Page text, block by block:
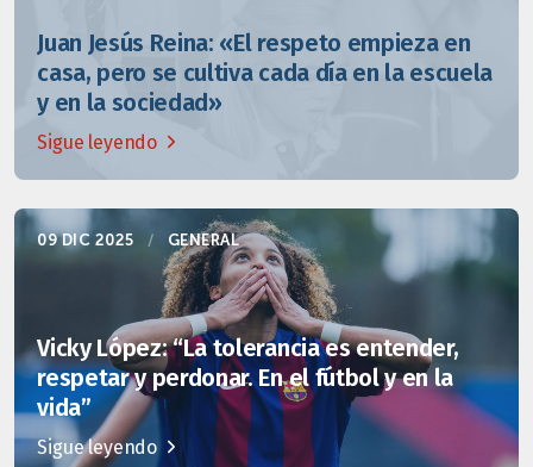
Juan Jesús Reina: «El respeto empieza en
casa, pero se cultiva cada día en la escuela
y en la sociedad»
Sigue leyendo
09 DIC 2025 / GENERAL
Vicky López: “La tolerancia es entender,
respetar y perdonar. En el fútbol y en la
vida”
Sigue leyendo